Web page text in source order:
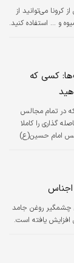
کرونا می‌توانید از
و ... استفاده کنید.
کسی که
در تمام مجالس
گذاری را کاملا
امام حسین(ع)
چشمگیر روغن جامد
افزایش یافته است.